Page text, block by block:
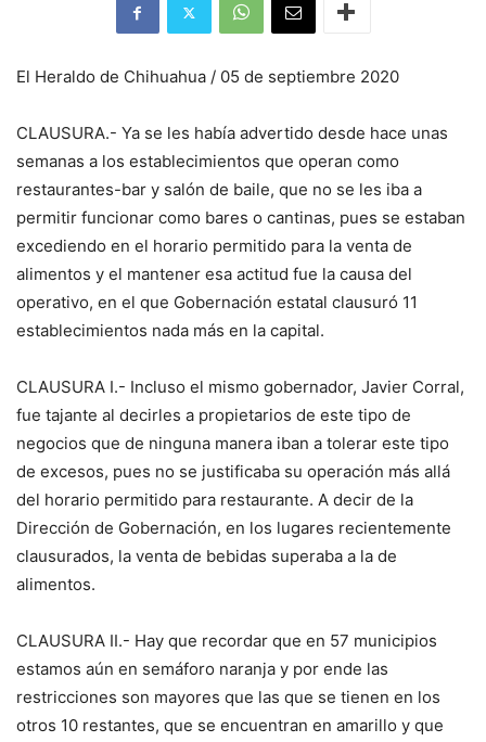
El Heraldo de Chihuahua / 05 de septiembre 2020
CLAUSURA.- Ya se les había advertido desde hace unas
semanas a los establecimientos que operan como
restaurantes-bar y salón de baile, que no se les iba a
permitir funcionar como bares o cantinas, pues se estaban
excediendo en el horario permitido para la venta de
alimentos y el mantener esa actitud fue la causa del
operativo, en el que Gobernación estatal clausuró 11
establecimientos nada más en la capital.
CLAUSURA I.- Incluso el mismo gobernador, Javier Corral,
fue tajante al decirles a propietarios de este tipo de
negocios que de ninguna manera iban a tolerar este tipo
de excesos, pues no se justificaba su operación más allá
del horario permitido para restaurante. A decir de la
Dirección de Gobernación, en los lugares recientemente
clausurados, la venta de bebidas superaba a la de
alimentos.
CLAUSURA II.- Hay que recordar que en 57 municipios
estamos aún en semáforo naranja y por ende las
restricciones son mayores que las que se tienen en los
otros 10 restantes, que se encuentran en amarillo y que